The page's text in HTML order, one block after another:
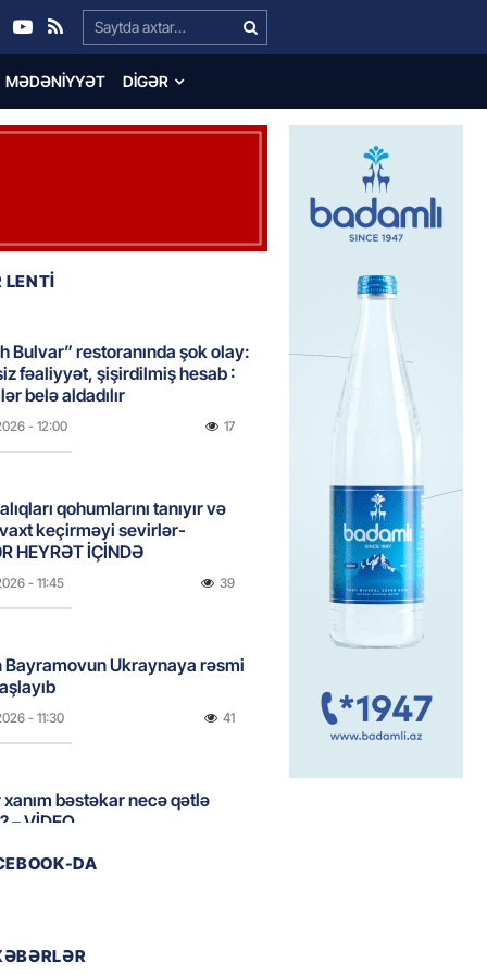
Search…
MƏDƏNIYYƏT DIGƏR
Bulvar” restoranında şok olay:
fəaliyyət, şişirdilmiş hesab :
belə aldadılır
- 12:00 17
qohumlarını tanıyır və
keçirməyi sevirlər-
HEYRƏT İÇİNDƏ
- 11:45 39
Bayramovun Ukraynaya rəsmi
- 11:30 41
bəstəkar necə qətlə
– VİDEO
DA